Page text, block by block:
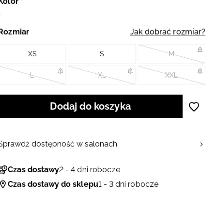
Jak dobrać rozmiar?
XS S M
L XL XXL
Dodaj do koszyka
Czas dostawy2 - 4 dni robocze
Czas dostawy do sklepu1 - 3 dni robocze
dostępność w salonach